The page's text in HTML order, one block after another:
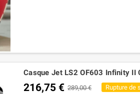
11031KZ kit Catalyseur pour
ECHAPPEMENT arrow 53544ANN
195,08 €
Casque Jet LS2 OF603 Infinity II
216,75 € 289,00 € Rupture de